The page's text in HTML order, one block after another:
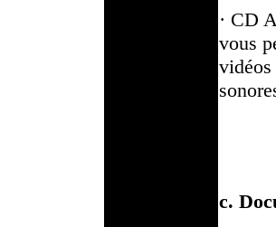
· CD
vous
c.